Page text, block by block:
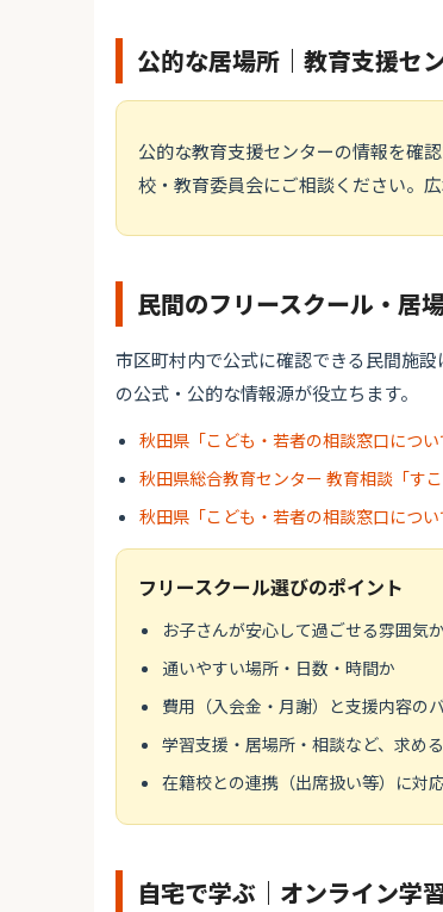
公的な居場所｜教育支援セ
公的な教育支援センターの情報を確
校・教育委員会にご相談ください。
民間のフリースクール・居
市区町村内で公式に確認できる民間施
の公式・公的な情報源が役立ちます。
秋田県「こども・若者の相談窓口につい
秋田県総合教育センター 教育相談「すこ
秋田県「こども・若者の相談窓口につい
フリースクール選びのポイント
お子さんが安心して過ごせる雰囲気
通いやすい場所・日数・時間か
費用（入会金・月謝）と支援内容の
学習支援・居場所・相談など、求め
在籍校との連携（出席扱い等）に対
自宅で学ぶ｜オンライン学